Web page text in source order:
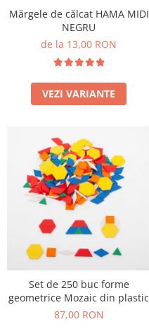
Dezvoltare cognitiva
Jocuri matematice
Jucării de sortare
Dezvoltare psihomotrica
Dezvoltare proprioceptiva
Dezvoltare vestibulara
Jucarii de echilibru
Mingi terapeutice
Module din burete
Motricitate fina
Motricitate grosiera
Recunoasterea formelor
Saltele
Trasee de motricitate
Wellness
Diverse jucarii educative
Mărgele de călcat HAMA MIDI
NEGRU
de la 13,00 RON
VEZI VARIANTE
Set de 250 buc forme
geometrice Mozaic din plastic
87,00 RON